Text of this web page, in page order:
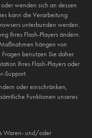
wenden sich an dessen
kann die Verarbeitung
unterbunden werden.
Ihres Flash-Players ändern.
hängen von
Fragen benutzen Sie daher
Ihres Flash-Players oder
Support.
oder einschränken,
Funktionen unseres
Waren- und/oder